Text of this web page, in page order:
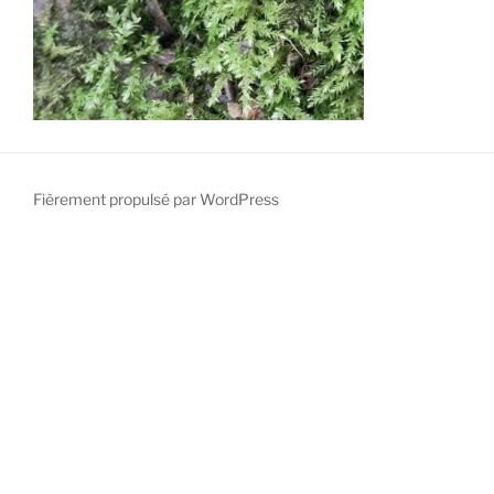
Fièrement propulsé par WordPress